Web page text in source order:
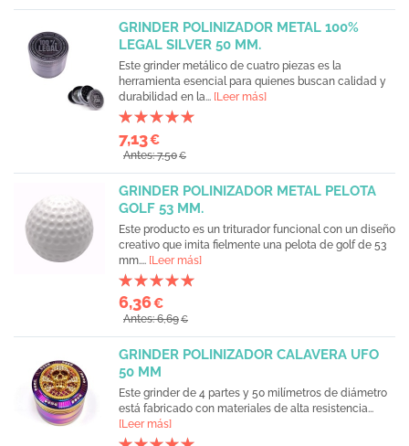
GRINDER POLINIZADOR METAL 100%
LEGAL SILVER 50 MM.
Este grinder metálico de cuatro piezas es la
herramienta esencial para quienes buscan calidad y
durabilidad en la... [Leer más]
7,13€
Antes: 7,50€
GRINDER POLINIZADOR METAL PELOTA
GOLF 53 MM.
Este producto es un triturador funcional con un diseño
creativo que imita fielmente una pelota de golf de 53
mm.... [Leer más]
6,36€
Antes: 6,69€
GRINDER POLINIZADOR CALAVERA UFO
50 MM
Este grinder de 4 partes y 50 milímetros de diámetro
está fabricado con materiales de alta resistencia...
[Leer más]